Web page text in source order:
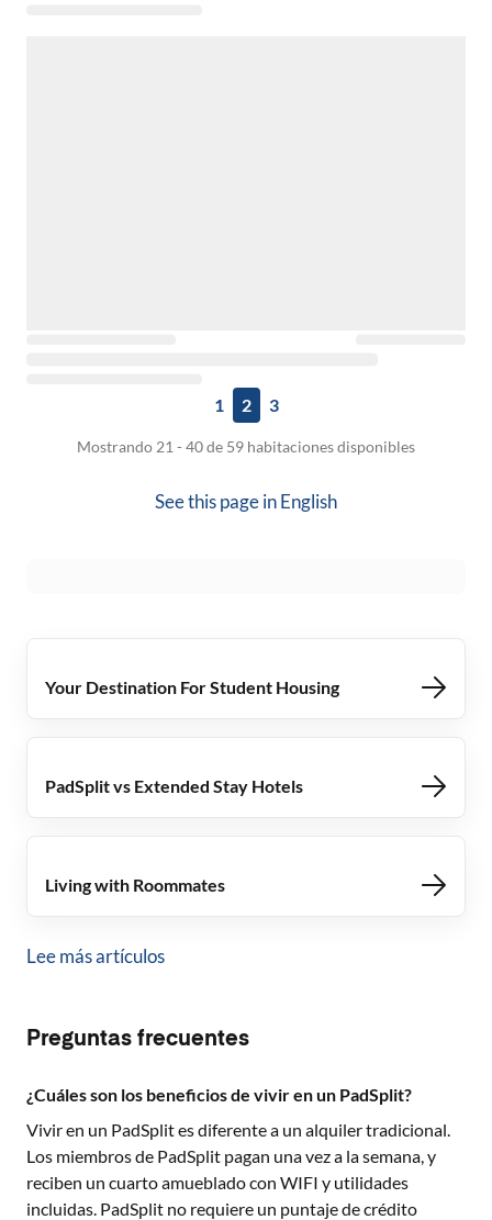
1 2 3
Mostrando 21 - 40 de 59 habitaciones disponibles
See this page inEnglish
Your Destination For Student Housing
PadSplit vs Extended Stay Hotels
Living with Roommates
Lee más artículos
Preguntas frecuentes
¿Cuáles son los beneficios de vivir en un PadSplit?
Vivir en un PadSplit es diferente a un alquiler tradicional.
Los miembros de PadSplit pagan una vez a la semana, y
reciben un cuarto amueblado con WIFI y utilidades
incluidas. PadSplit no requiere un puntaje de crédito